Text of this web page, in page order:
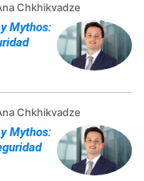
Chkhikvadze
Mythos:
Chkhikvadze
Mythos: